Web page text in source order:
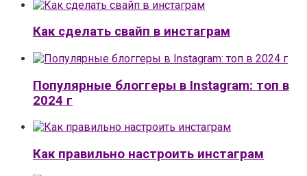
Как сделать свайп в инстаграм
Популярные блоггеры в Instagram: топ в
2024 г
Как правильно настроить инстаграм